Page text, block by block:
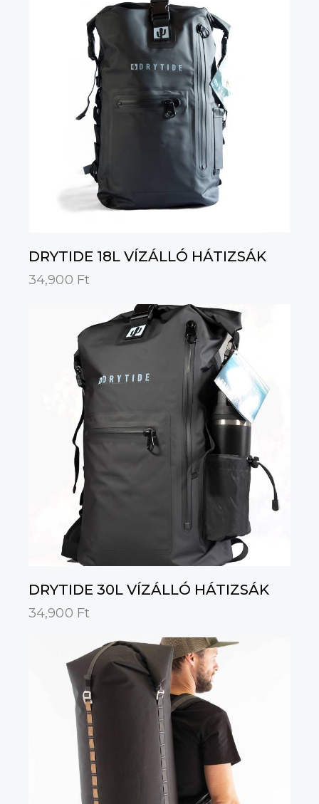
DRYTIDE 18L VÍZÁLLÓ HÁTIZSÁK
34,900 Ft
DRYTIDE 30L VÍZÁLLÓ HÁTIZSÁK
34,900 Ft